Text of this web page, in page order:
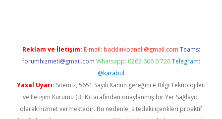
Reklam ve İletişim: E-mail: backlinkpaneli@gmail.com Teams:
forumhizmeti@gmail.com Whatsapp: 0262 606 0 726 Telegram:
@karabul
Yasal Uyarı: Sitemiz, 5651 Sayılı Kanun gereğince Bilgi Teknolojileri
ve İletişim Kurumu (BTK) tarafından onaylanmış bir Yer Sağlayıcı
olarak hizmet vermektedir. Bu nedenle, sitedeki içerikleri proaktif